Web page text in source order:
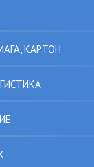
КАРТОН